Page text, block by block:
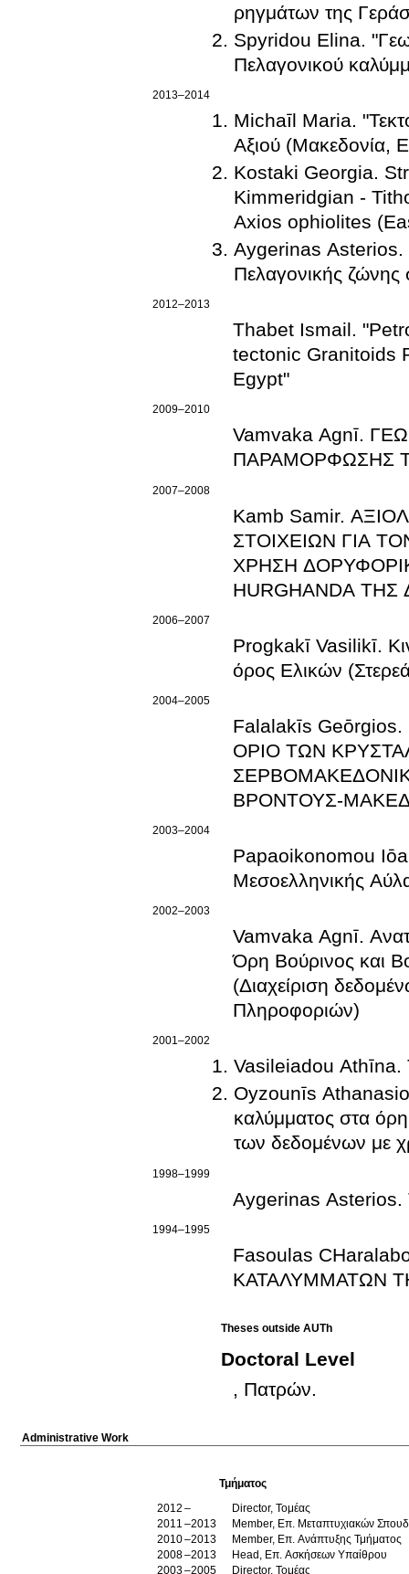
ρηγμάτων της
Spyridou Elina.
Πελαγονικού
2013–2014
Michaīl Maria.
Αξιού (Μακεδονία,
Kostaki Georgia.
Kimmeridgian -
Axios ophiolites
Aygerinas Asterios.
Πελαγονικής
2012–2013
Thabet Ismail.
tectonic Granitoids
Egypt"
2009–2010
Vamvaka Agnī.
ΠΑΡΑΜΟΡΦΩΣΗΣ
2007–2008
Kamb Samir.
ΣΤΟΙΧΕΙΩΝ ΓΙΑ
ΧΡΗΣΗ
HURGHANDA
2006–2007
Progkakī Vasilikī.
όρος Ελικών
2004–2005
Falalakīs
ΟΡΙΟ ΤΩΝ
ΒΡΟΝΤΟΥΣ-
2003–2004
Papaoikonomou
Μεσοελληνικής
2002–2003
Vamvaka Agnī.
Όρη Βούρινος και
(Διαχείριση
Πληροφοριών)
2001–2002
Vasileiadou Athīna.
Oyzounīs
καλύμματος στα όρη
των δεδομένων με
1998–1999
Aygerinas Asterios.
1994–1995
Fasoulas
ΚΑΤΑΛΥΜΜΑΤΩΝ
Theses outside AUTh
Doctoral Level
, Πατρών.
Administrative Work
Τμήματος
2012
Director, Τομέας
2011
2013
Member, Επ. Μεταπτυχιακών
2010
2013
Member, Επ. Ανάπτυξης Τμήματος
2008
2013
Head, Επ. Ασκήσεων Υπαίθρου
2003
2005 Director, Τομέας